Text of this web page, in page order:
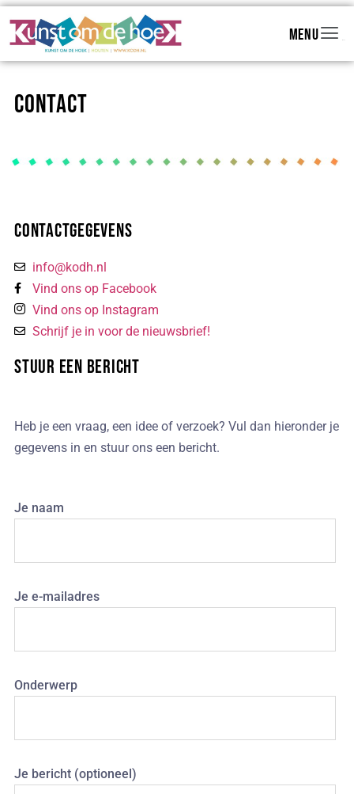
Menu
Contact
Contactgegevens
info@kodh.nl
Vind ons op Facebook
Vind ons op Instagram
Schrijf je in voor de nieuwsbrief!
Stuur een bericht
Heb je een vraag, een idee of verzoek? Vul dan hieronder je
gegevens in en stuur ons een bericht.
Je naam
Je e-mailadres
Onderwerp
Je bericht (optioneel)